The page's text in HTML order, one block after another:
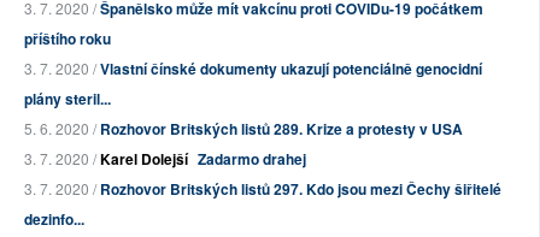
3. 7. 2020 /Španělsko může mít vakcínu proti COVIDu-19 počátkem
příštího roku
3. 7. 2020 /Vlastní čínské dokumenty ukazují potenciálně genocidní
plány steril...
5. 6. 2020 /Rozhovor Britských listů 289. Krize a protesty v USA
3. 7. 2020 /Karel Dolejší Zadarmo drahej
3. 7. 2020 /Rozhovor Britských listů 297. Kdo jsou mezi Čechy šiřitelé
dezinfo...